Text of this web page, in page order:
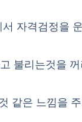
자격검정을
불리는것을
같은 느낌을 주